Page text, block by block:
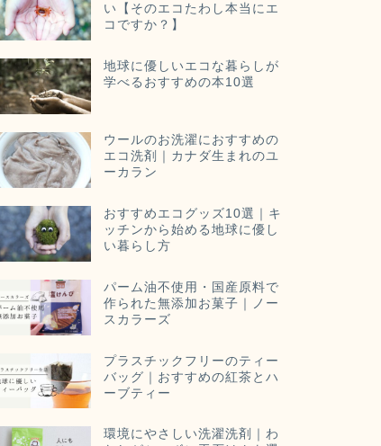
い【そのエコたわし本当にエ
コですか？】
地球に優しいエコな暮らしが
学べるおすすめの本10選
ウールのお洗濯におすすめの
エコ洗剤｜カナダ生まれのユ
ーカラン
おすすめエコグッズ10選｜キ
ッチンから始める地球に優し
い暮らし方
パーム油不使用・国産原料で
作られた無添加お菓子｜ノー
スカラーズ
プラスチックフリーのティー
バッグ｜おすすめの紅茶とハ
ーブティー
環境にやさしい洗濯洗剤｜わ